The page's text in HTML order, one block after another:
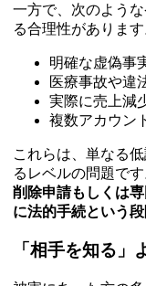
一方で、次のよう
る合理性があります
明確な虚偽事
医療事故や違
実際に売上減
複数アカウン
これらは、単なる
るレベルの問題です
削除申請もしくは
に法的手続という
「相手を知る」